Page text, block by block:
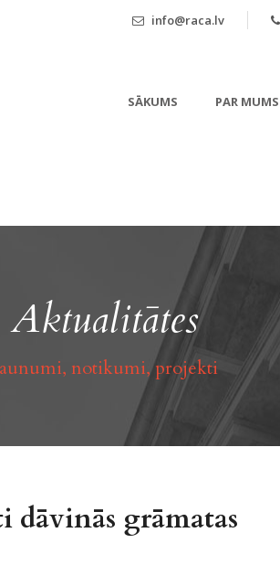
info@raca.lv
SĀKUMS PAR MUMS
Aktualitātes
notikumi, projekti
dāvinās grāmatas